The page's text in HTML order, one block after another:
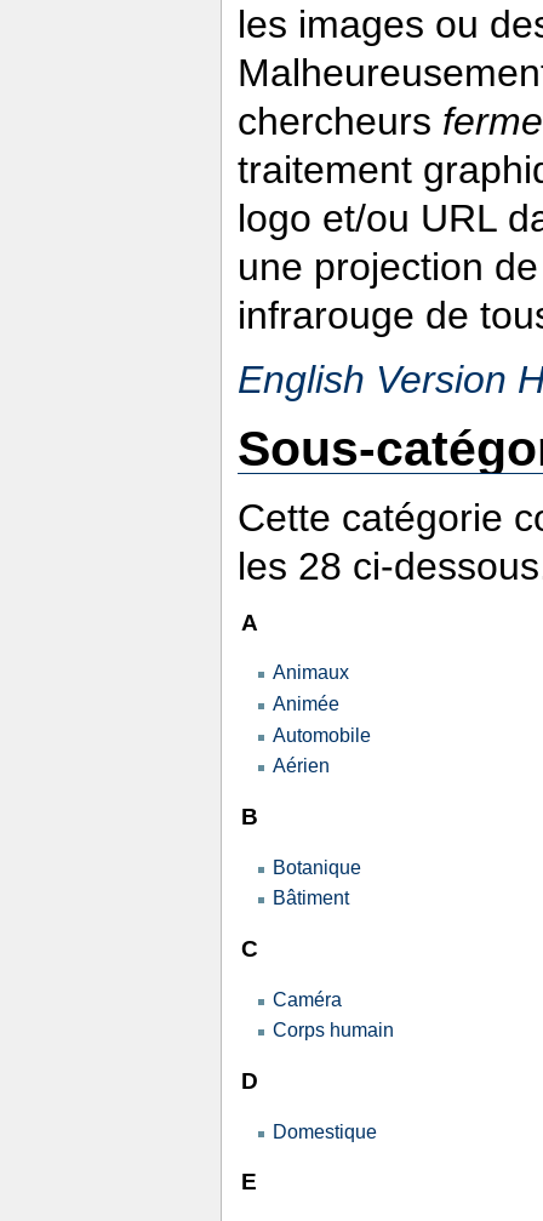
les images ou
chercheurs
traitement
logo et/ou URL
une projection
infrarouge de
English Version
Sous-
Cette catégorie
les 28 ci-
A
Animaux
Animée
Automobile
Aérien
B
Botanique
Bâtiment
C
Caméra
Corps humain
D
Domestique
E